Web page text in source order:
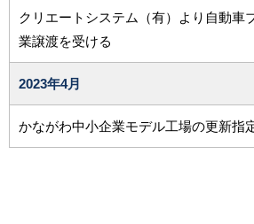
クリエートシステム（有）より自動車
業譲渡を受ける
2023年4月
かながわ中小企業モデル工場の更新指